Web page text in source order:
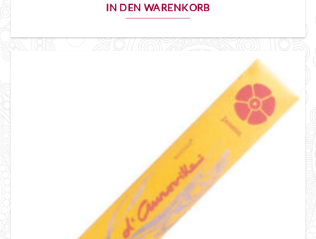
IN DEN WARENKORB